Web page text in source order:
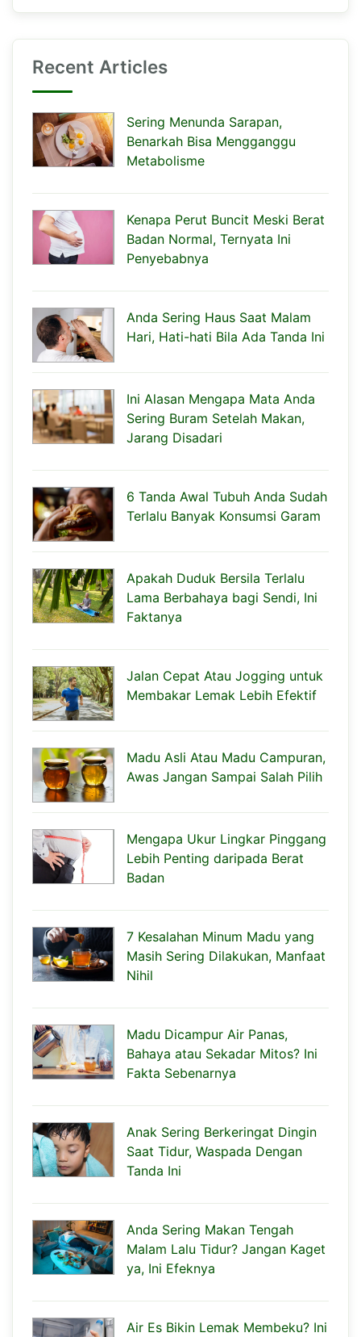
Recent Articles
Sering Menunda Sarapan,
Benarkah Bisa Mengganggu
Metabolisme
Kenapa Perut Buncit Meski Berat
Badan Normal, Ternyata Ini
Penyebabnya
Anda Sering Haus Saat Malam
Hari, Hati-hati Bila Ada Tanda Ini
Ini Alasan Mengapa Mata Anda
Sering Buram Setelah Makan,
Jarang Disadari
6 Tanda Awal Tubuh Anda Sudah
Terlalu Banyak Konsumsi Garam
Apakah Duduk Bersila Terlalu
Lama Berbahaya bagi Sendi, Ini
Faktanya
Jalan Cepat Atau Jogging untuk
Membakar Lemak Lebih Efektif
Madu Asli Atau Madu Campuran,
Awas Jangan Sampai Salah Pilih
Mengapa Ukur Lingkar Pinggang
Lebih Penting daripada Berat
Badan
7 Kesalahan Minum Madu yang
Masih Sering Dilakukan, Manfaat
Nihil
Madu Dicampur Air Panas,
Bahaya atau Sekadar Mitos? Ini
Fakta Sebenarnya
Anak Sering Berkeringat Dingin
Saat Tidur, Waspada Dengan
Tanda Ini
Anda Sering Makan Tengah
Malam Lalu Tidur? Jangan Kaget
ya, Ini Efeknya
Air Es Bikin Lemak Membeku? Ini